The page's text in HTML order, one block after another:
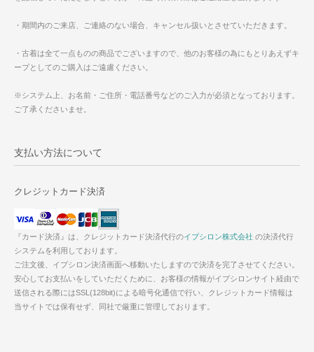
・期間内のご来店、ご連絡のない場合、キャンセル扱いとさせていただきます。
・古着は全て一点ものの商品でございますので、他のお客様の為にもとりあえずキ
ープとしてのご購入はご遠慮ください。
※システム上、お名前・ご住所・電話番号などのご入力が必須となっております。
ご了承くださいませ。
支払い方法について
クレジットカード決済
『カード決済』は、クレジットカード決済代行のイプシロン株式会社 の決済代行
システムを利用しております。
ご注文後、イプシロン決済画面へ移動いたしますので決済を完了させてください。
安心してお支払いをしていただくために、お客様の情報がイプシロンサイト経由で
送信される際にはSSL(128bit)による暗号化通信で行い、クレジットカード情報は
当サイトでは保有せず、同社で厳重に管理しております。